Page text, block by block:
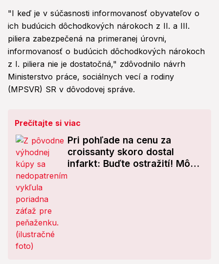
"I keď je v súčasnosti informovanosť obyvateľov o
ich budúcich dôchodkových nárokoch z II. a III.
piliera zabezpečená na primeranej úrovni,
informovanosť o budúcich dôchodkových nárokoch
z I. piliera nie je dostatočná," zdôvodnilo návrh
Ministerstvo práce, sociálnych vecí a rodiny
(MPSVR) SR v dôvodovej správe.
Prečítajte si viac
Pri pohľade na cenu za
croissanty skoro dostal
infarkt: Buďte ostražití! Môže